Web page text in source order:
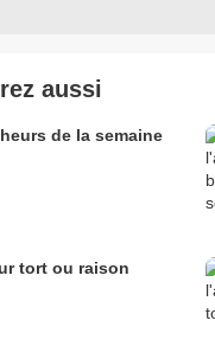
aussi
de la semaine
tort ou raison